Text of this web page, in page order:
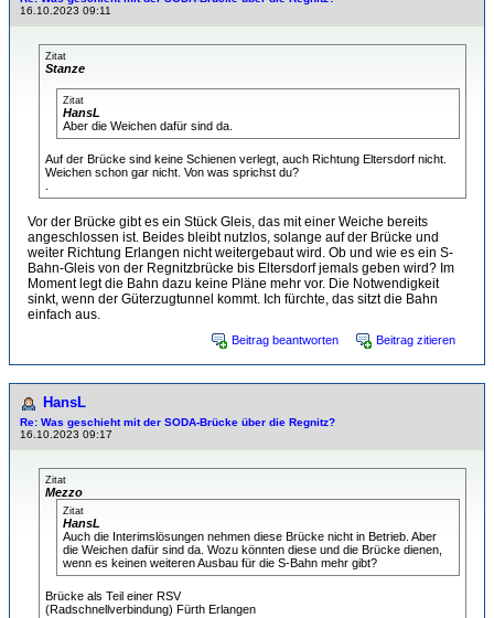
16.10.2023 09:11
Zitat
Stanze
Zitat
HansL
Aber die Weichen dafür sind da.
Auf der Brücke sind keine Schienen verlegt, auch Richtung Eltersdorf nicht.
Weichen schon gar nicht. Von was sprichst du?
Vor der Brücke gibt es ein Stück Gleis, das mit einer Weiche bereits
angeschlossen ist. Beides bleibt nutzlos, solange auf der Brücke und
weiter Richtung Erlangen nicht weitergebaut wird. Ob und wie es ein S-
Bahn-Gleis von der Regnitzbrücke bis Eltersdorf jemals geben wird? Im
Moment legt die Bahn dazu keine Pläne mehr vor. Die Notwendigkeit
sinkt, wenn der Güterzugtunnel kommt. Ich fürchte, das sitzt die Bahn
einfach aus.
Beitrag beantworten Beitrag zitieren
HansL
Re: Was geschieht mit der SODA-Brücke über die Regnitz?
16.10.2023 09:17
Zitat
Mezzo
Zitat
HansL
Auch die Interimslösungen nehmen diese Brücke nicht in Betrieb. Aber
die Weichen dafür sind da. Wozu könnten diese und die Brücke dienen,
wenn es keinen weiteren Ausbau für die S-Bahn mehr gibt?
Brücke als Teil einer RSV
(Radschnellverbindung) Fürth Erlangen